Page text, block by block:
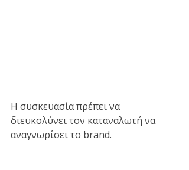
Η συσκευασία πρέπει να
διευκολύνει τον καταναλωτή να
αναγνωρίσει το brand.